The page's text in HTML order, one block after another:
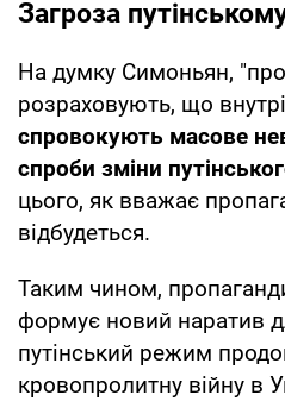
Загроза
На думку Симоньян,
розраховують, що
спровокують масове
спроби зміни
цього, як вважає
відбудеться.
Таким чином,
формує новий наратив
путінський режим
кровопролитну війну в